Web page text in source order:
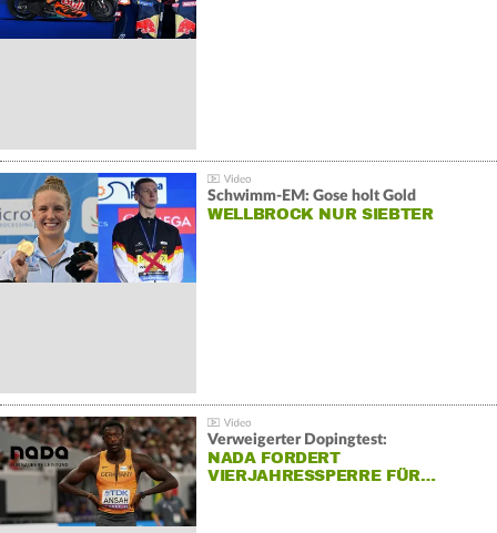
Schwimm-EM: Gose holt Gold
WELLBROCK NUR SIEBTER
Verweigerter Dopingtest:
NADA FORDERT
VIERJAHRESSPERRE FÜR…